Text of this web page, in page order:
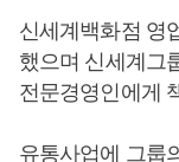
신세계백화점 영
했으며 신세계그
전문경영인에게
유통사업에 그룹